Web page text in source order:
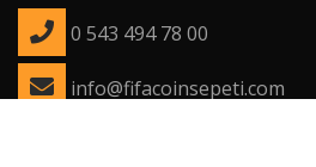
0 543 494 78 00
info@fifacoinsepeti.com